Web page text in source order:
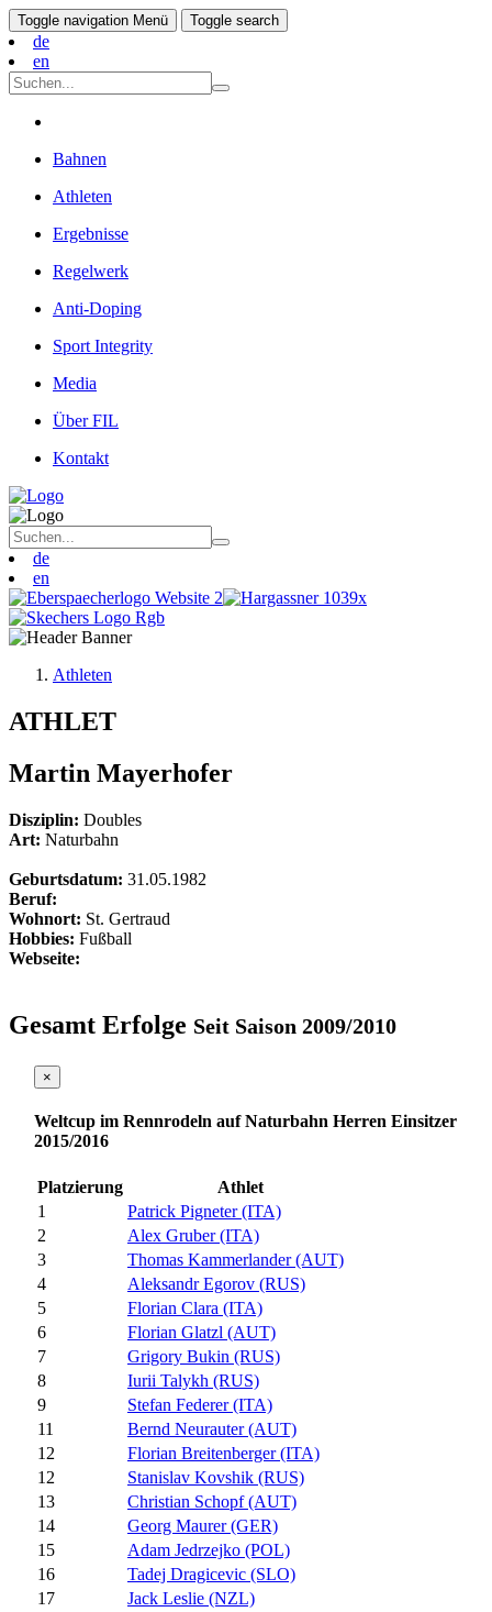
Toggle navigation Menü Toggle search
de
en
Bahnen
Athleten
Ergebnisse
Regelwerk
Anti-Doping
Sport Integrity
Media
Über FIL
Kontakt
de
en
Athleten
ATHLET
Martin Mayerhofer
Disziplin: Doubles
Art: Naturbahn
Geburtsdatum: 31.05.1982
Beruf:
Wohnort: St. Gertraud
Hobbies: Fußball
Webseite:
Gesamt Erfolge Seit Saison 2009/2010
×
Weltcup im Rennrodeln auf Naturbahn Herren Einsitzer
2015/2016
Platzierung
Athlet
1
Patrick Pigneter (ITA)
2
Alex Gruber (ITA)
3
Thomas Kammerlander (AUT)
4
Aleksandr Egorov (RUS)
5
Florian Clara (ITA)
6
Florian Glatzl (AUT)
7
Grigory Bukin (RUS)
8
Iurii Talykh (RUS)
9
Stefan Federer (ITA)
11
Bernd Neurauter (AUT)
12
Florian Breitenberger (ITA)
12
Stanislav Kovshik (RUS)
13
Christian Schopf (AUT)
14
Georg Maurer (GER)
15
Adam Jedrzejko (POL)
16
Tadej Dragicevic (SLO)
17
Jack Leslie (NZL)